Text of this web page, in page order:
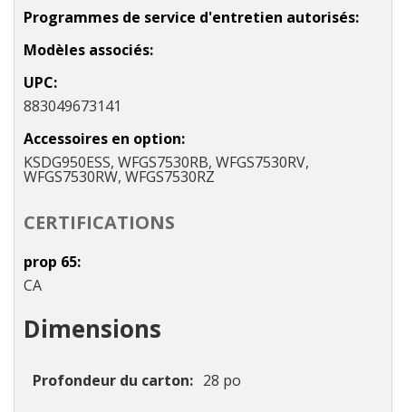
Programmes de service d'entretien autorisés
Modèles associés
UPC
883049673141
Accessoires en option
KSDG950ESS, WFGS7530RB, WFGS7530RV,
WFGS7530RW, WFGS7530RZ
CERTIFICATIONS
prop 65
CA
Dimensions
Profondeur du carton 28 po